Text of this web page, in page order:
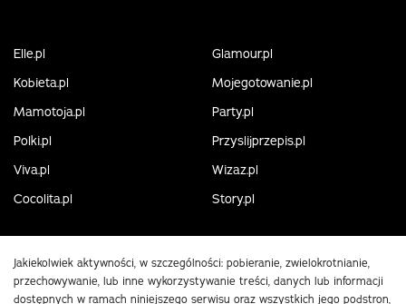
Elle.pl
Glamour.pl
Kobieta.pl
Mojegotowanie.pl
Mamotoja.pl
Party.pl
Polki.pl
Przyslijprzepis.pl
Viva.pl
Wizaz.pl
Cocolita.pl
Story.pl
Jakiekolwiek aktywności, w szczególności: pobieranie, zwielokrotnianie,
przechowywanie, lub inne wykorzystywanie treści, danych lub informacji
dostępnych w ramach niniejszego serwisu oraz wszystkich jego podstron,